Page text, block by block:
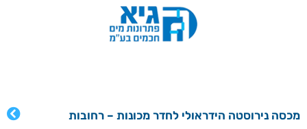
מכסה נירוסטה הידראולי לחדר מכונות – רחובות